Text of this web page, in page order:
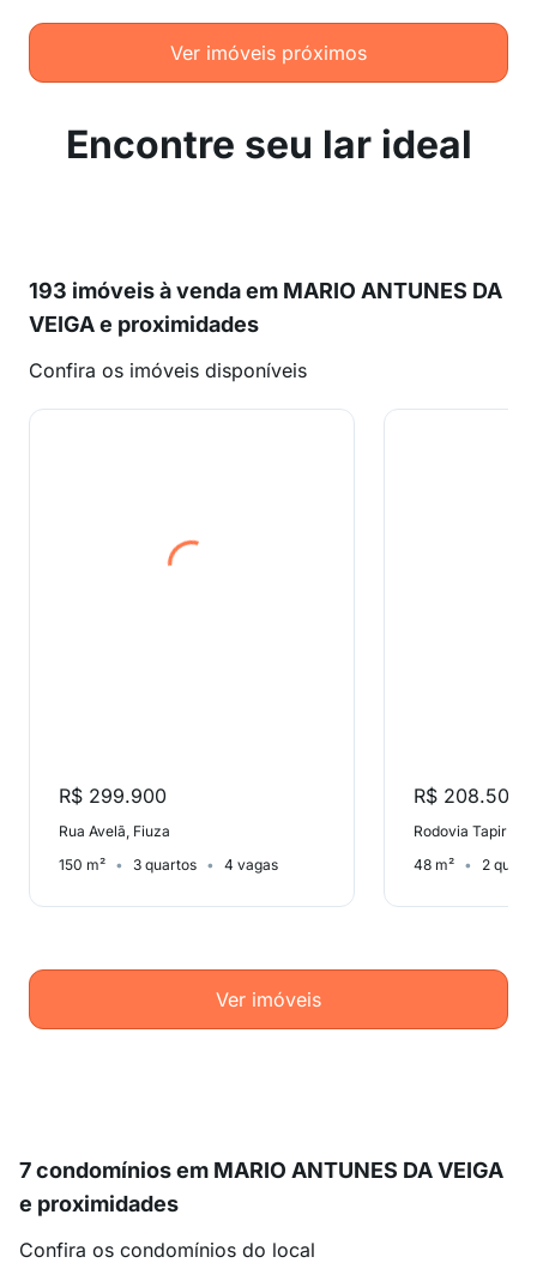
Ver imóveis próximos
Encontre seu lar ideal
193 imóveis à venda em MARIO ANTUNES DA
VEIGA e proximidades
Confira os imóveis disponíveis
R$ 299.900
Rua Avelã, Fiuza
150 m²
3 quartos 4 vagas
R$ 208.500
Rodovia Tapir
48 m²
2
Ver imóveis
7 condomínios em MARIO ANTUNES DA VEIGA
e proximidades
Confira os condomínios do local